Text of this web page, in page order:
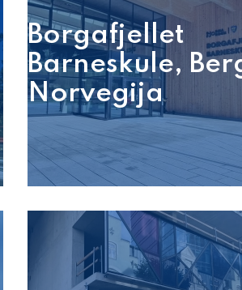
Borgafjellet
Barneskule,
Norvegija